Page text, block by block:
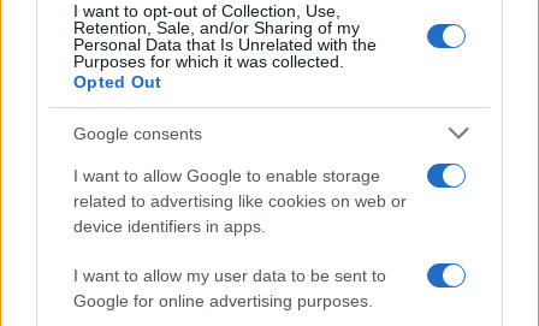
I want to opt-out of Collection, Use,
Retention, Sale, and/or Sharing of my
Personal Data that Is Unrelated with the
Purposes for which it was collected.
Opted Out
Google consents
I want to allow Google to enable storage
related to advertising like cookies on web or
device identifiers in apps.
I want to allow my user data to be sent to
Google for online advertising purposes.
09/01/2026 - 13:23
Επείγουσα διακομιδή βρέφους από τη
Σκιάθο στο Νοσοκομείο Βόλου - Ο
καπετάνιος παλεύει με τα κύμματα
Η επιχείρηση διακομιδής οργανώθηκε από
το Κέντρο Επιχειρήσεων του Λιμενικού
Σώματος, κρίνοντας απαραίτητη την άμεση
μονάδα.